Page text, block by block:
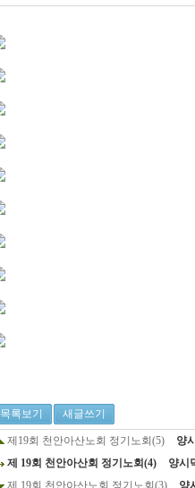
목록보기 새글쓰기
제19회 천안아산노회 정기노회(5)
양
제 19회 천안아산회 정기노회(4)
양시
제 19회 천안아산노회 정기노회(3)
양